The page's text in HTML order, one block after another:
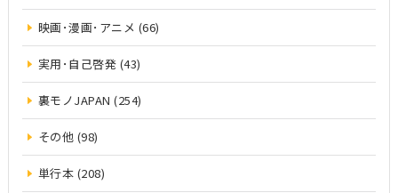
映画･漫画･アニメ (66)
実用･自己啓発 (43)
裏モノJAPAN (254)
その他 (98)
単行本 (208)